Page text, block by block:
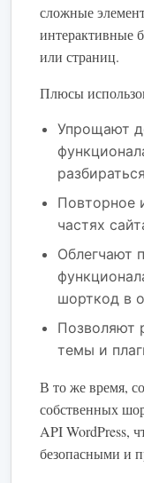
сложные
интерактивные
или страниц.
Плюсы
Упрощают
Повторное
частях
Облегчают
шорткод в
Позволяют
темы и
В то же время,
собственных
API WordPress,
безопасными и